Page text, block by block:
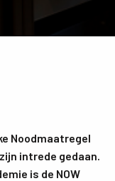
Noodmaatregel
intrede gedaan.
is de NOW